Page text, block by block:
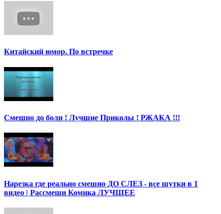
Китайский юмор. По встречке
Смешно до боли ! Лучшие Приколы ! РЖАКА !!!
Нарезка где реально смешно ДО СЛЕЗ - все шутки в 1
видео | Рассмеши Комика ЛУЧШЕЕ